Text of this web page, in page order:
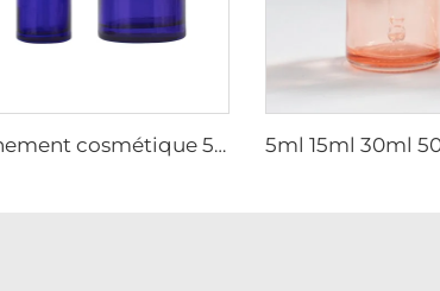
chine gros conditionnement cosmétique 50g 40ml 110ml Autres conditionnements en verre pour soins Nouvel An Noël bouteille en verre écologique